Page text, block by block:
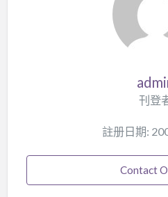
刊登
註册日期:
Contact